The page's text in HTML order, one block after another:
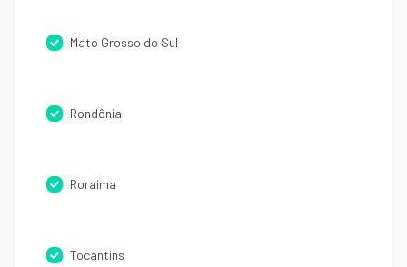
Mato Grosso do Sul
Rondônia
Roraima
Tocantins